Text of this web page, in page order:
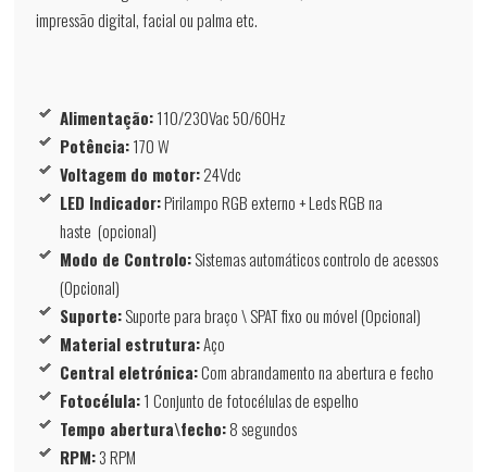
impressão digital, facial ou palma etc.
Alimentação:110/230Vac 50/60Hz
Potência:170 W
Voltagem do motor:24Vdc
LED Indicador:Pirilampo RGB externo + Leds RGB na
haste (opcional)
Modo de Controlo:Sistemas automáticos controlo de acessos
(Opcional)
Suporte:Suporte para braço \ SPAT fixo ou móvel (Opcional)
Material estrutura:Aço
Central eletrónica:Com abrandamento na abertura e fecho
Fotocélula:1 Conjunto de fotocélulas de espelho
Tempo abertura\fecho:8 segundos
RPM:3 RPM